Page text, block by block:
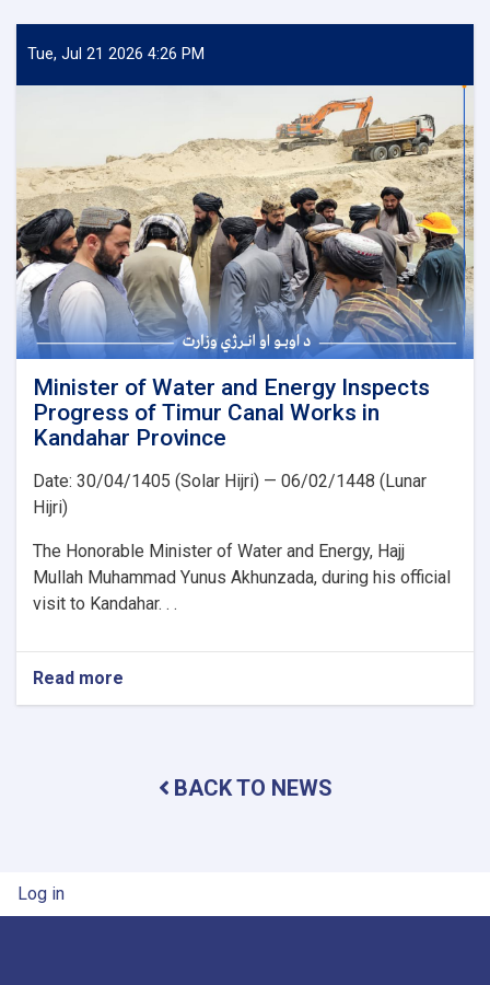
Water
and
the
500
kV
Arghandi
Substation
Project
Tue, Jul 21 2026 4:26 PM
Minister of Water and Energy Inspects
Progress of Timur Canal Works in
Kandahar Province
Date: 30/04/1405 (Solar Hijri) — 06/02/1448 (Lunar
Hijri)
The Honorable Minister of Water and Energy, Hajj
Mullah Muhammad Yunus Akhunzada, during his official
visit to Kandahar. . .
Read more
Energy
Works
BACK TO NEWS
User account menu
Log in